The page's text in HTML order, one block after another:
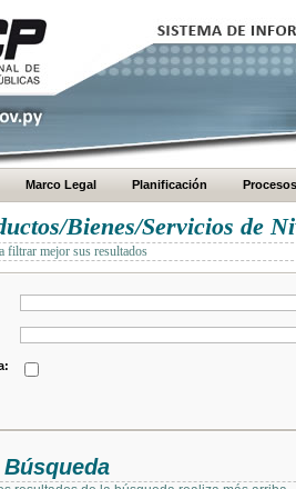
Marco Legal Planificación Procesos
Bienes/Servicios de
filtrar mejor sus resultados